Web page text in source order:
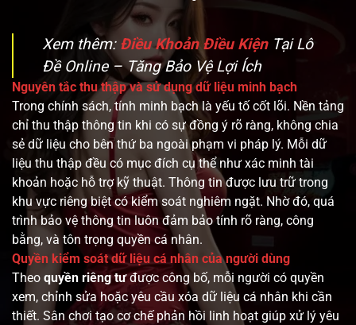
Xem thêm: Điều Khoản Điều KiệnTại Lô
Đề Online – Tăng Bảo Vệ Lợi Ích
Nguyên tắc thu thập và sử dụng dữ liệu minh bạch
Trong chính sách, tính minh bạch là yếu tố cốt lõi. Nền tảng
chỉ thu thập thông tin khi có sự đồng ý rõ ràng, không chia
sẻ dữ liệu cho bên thứ ba ngoài phạm vi pháp lý. Mỗi dữ
liệu thu thập đều có mục đích cụ thể như xác minh tài
khoản hoặc hỗ trợ kỹ thuật. Thông tin được lưu trữ trong
khu vực riêng biệt có kiểm soát nghiêm ngặt. Nhờ đó, quá
trình bảo vệ thông tin luôn đảm bảo tính rõ ràng, công
bằng, và tôn trọng quyền cá nhân.
Quyền kiểm soát dữ liệu cá nhân của người dùng
Theo quyền riêng tưđược công bố, mỗi người có quyền
xem, chỉnh sửa hoặc yêu cầu xóa dữ liệu cá nhân khi cần
thiết. Sân chơi tạo cơ chế phản hồi linh hoạt giúp xử lý yêu